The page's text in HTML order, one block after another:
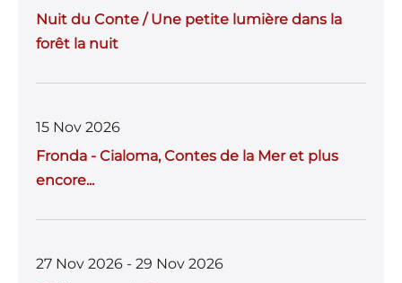
Nuit du Conte / Une petite lumière dans la
forêt la nuit
15 Nov 2026
Fronda - Cialoma, Contes de la Mer et plus
encore...
27 Nov 2026 - 29 Nov 2026